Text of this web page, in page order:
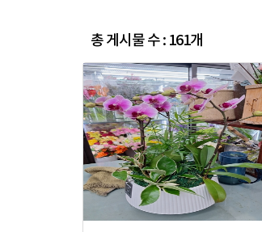
총 게시물 수 : 161개